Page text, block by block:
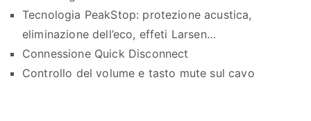
Tecnologia PeakStop: protezione acustica,
eliminazione dell’eco, effeti Larsen…
Connessione Quick Disconnect
Controllo del volume e tasto mute sul cavo